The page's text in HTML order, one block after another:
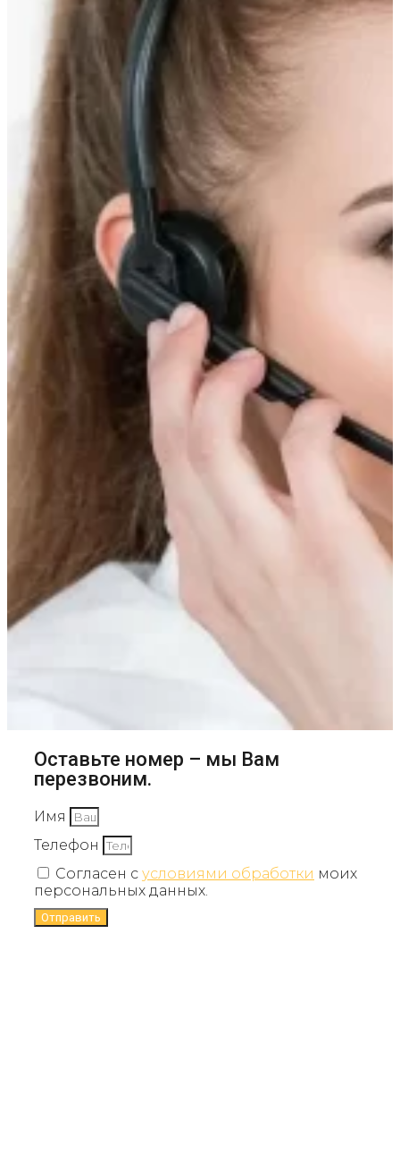
Оставьте номер – мы Вам
перезвоним.
Имя
Телефон
Согласен с условиями обработки моих
персональных данных.
Отправить